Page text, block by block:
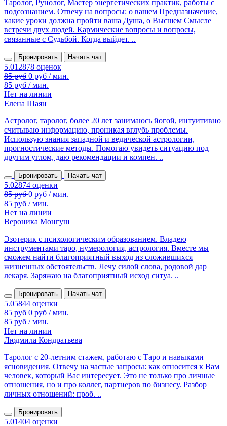
Таролог, Рунолог, Мастер энергетических практик, работы с
подсознанием. Отвечу на вопросы: о вашем Предназначение,
какие уроки должна пройти ваша Душа, о Высшем Смысле
встречи двух людей. Кармические вопросы и вопросы,
связанные с Судьбой. Когда выйдет. ..
Бронировать Начать чат
85 руб 0 руб / мин.
85 руб / мин.
Нет на линии
Елена Шаян
Астролог, таролог, более 20 лет занимаюсь йогой, интуитивно
считываю информацию, проникая вглубь проблемы.
Использую знания западной и ведической астрологии,
прогностические методы. Помогаю увидеть ситуацию под
другим углом, даю рекомендации и компен. ..
Бронировать Начать чат
85 руб / мин.
Нет на линии
Вероника Монгуш
Эзотерик с психологическим образованием. Владею
инструментами таро, нумерология, астрология. Вместе мы
сможем найти благоприятный выход из сложившихся
жизненных обстоятельств. Лечу силой слова, родовой дар
лекаря. Заряжаю на благоприятный исход ситуа. ..
Бронировать Начать чат
85 руб / мин.
Нет на линии
Людмила Кондратьева
Таролог с 20‑летним стажем, работаю с Таро и навыками
ясновидения. Отвечу на частые запросы: как относится к Вам
человек, который Вас интересует. Это не только про личные
отношения, но и про коллег, партнеров по бизнесу. Разбор
личных отношений: проб. ..
Бронировать